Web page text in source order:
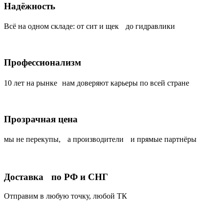
Надёжность
Всё на одном складе: от сит и щек до гидравлики
Профессионализм
10 лет на рынке нам доверяют карьеры по всей стране
Прозрачная цена
мы не перекупы, а производители и прямые партнёры
Доставка по РФ и СНГ
Отправим в любую точку, любой ТК